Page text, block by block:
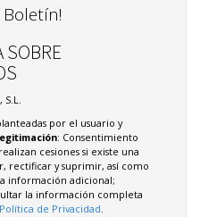
SOBRE
por el usuario y
: Consentimiento
cesiones si existe una
rectificar y suprimir, así como
información adicional;
la información completa
Política de Privacidad.